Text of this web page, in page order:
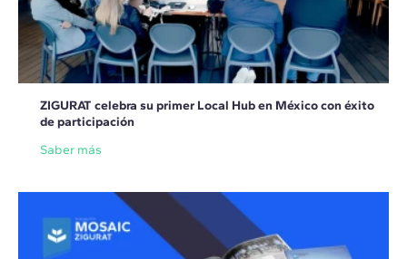
ZIGURAT celebra su primer Local Hub en México con éxito
de participación
Saber más